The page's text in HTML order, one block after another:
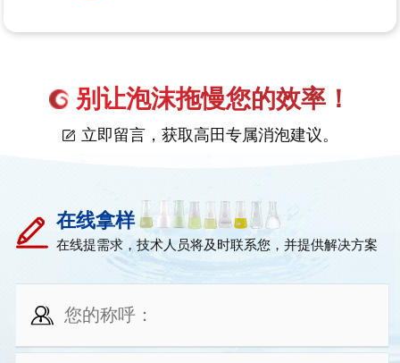
别让泡沫拖慢您的效率！
立即留言，获取高田专属消泡建议。
在线拿样
在线提需求，技术人员将及时联系您，并提供解决方案